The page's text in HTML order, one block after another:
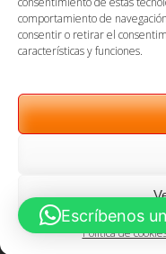
comportamiento de
consentir o retirar el
características y funciones.
Política de
Cargar más...
Escríbenos